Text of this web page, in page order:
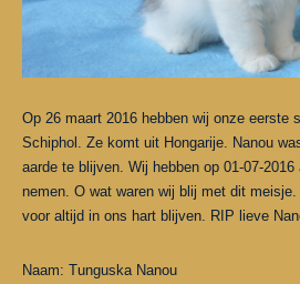
Op 26 maart 2016 hebben wij onze eerste
Schiphol. Ze komt uit Hongarije. Nanou
aarde te blijven. Wij hebben op 01-07-
nemen. O wat waren wij blij met dit
voor altijd in ons hart blijven. RIP lieve
Naam: Tunguska Nanou